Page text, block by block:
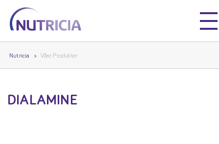
Nutricia
Nutricia
Nutricia Våre Produkter
DIALAMINE